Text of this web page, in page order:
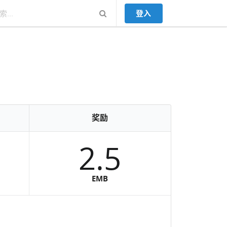
登入
奖励
2.5
EMB